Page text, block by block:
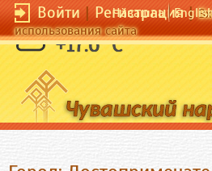
Войти|Регистрация|
использования сайта
Чӑвашла
+17.6 °C